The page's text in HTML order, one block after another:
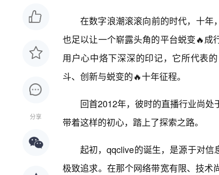
分享
在数字浪潮滚滚向前的时代，十年
也足以让一个崭露头角的平台蜕变🔥
用户心中烙下深深的印记，它所代表
斗、创新与蜕变的🔥十年征程。
回首2012年，彼时的直播行业尚
带着这样的初心，踏上了探索之路。
起初，qqclive的诞生，是源于对
极致追求。在那个网络带宽有限、技